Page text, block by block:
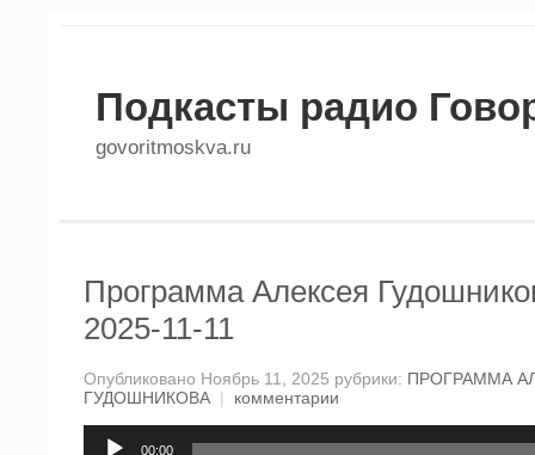
Подкасты радио
govoritmoskva.ru
Программа Алексея
2025-11-11
Опубликовано Ноябрь 11, 2025 рубрики: ПРОГРАММА
ГУДОШНИКОВА | комментарии
00:00